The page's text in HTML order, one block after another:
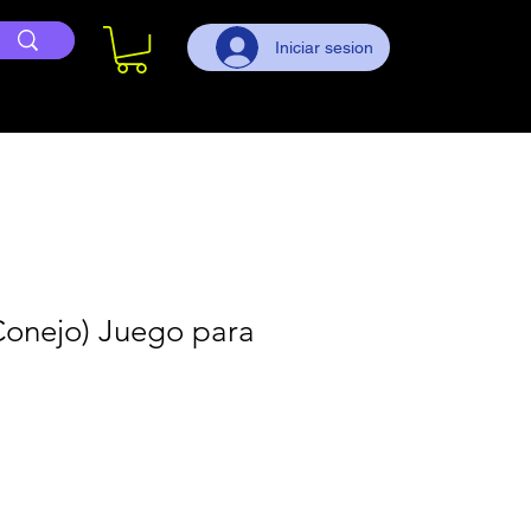
Iniciar sesion
Juego para